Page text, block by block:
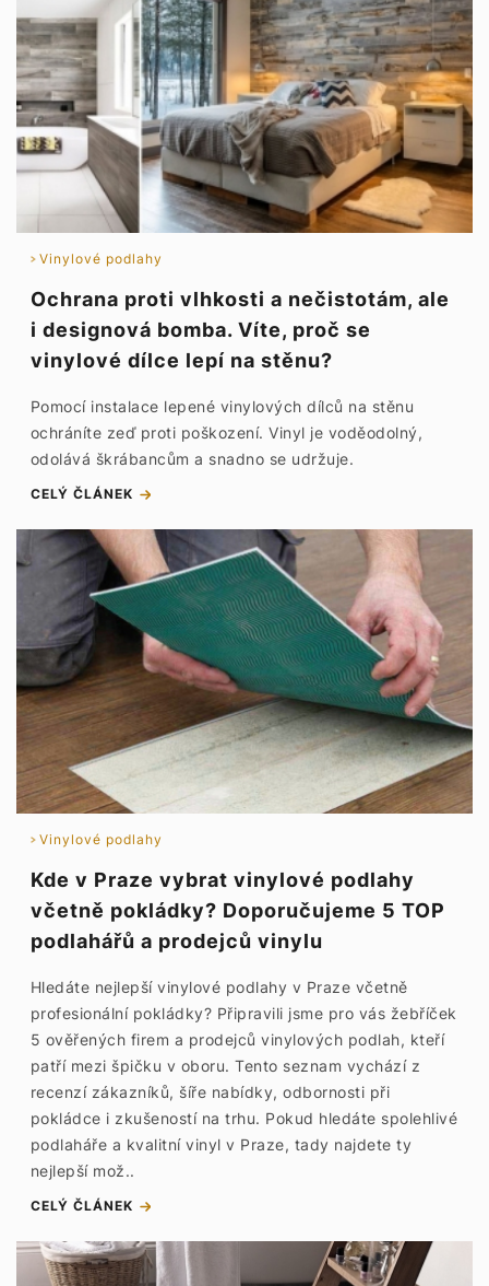
Vinylové podlahy
Ochrana proti vlhkosti a nečistotám, ale
i designová bomba. Víte, proč se
vinylové dílce lepí na stěnu?
Pomocí instalace lepené vinylových dílců na stěnu
ochráníte zeď proti poškození. Vinyl je voděodolný,
odolává škrábancům a snadno se udržuje.
CELÝ ČLÁNEK
Vinylové podlahy
Kde v Praze vybrat vinylové podlahy
včetně pokládky? Doporučujeme 5 TOP
podlahářů a prodejců vinylu
Hledáte nejlepší vinylové podlahy v Praze včetně
profesionální pokládky? Připravili jsme pro vás žebříček
5 ověřených firem a prodejců vinylových podlah, kteří
patří mezi špičku v oboru. Tento seznam vychází z
recenzí zákazníků, šíře nabídky, odbornosti při
pokládce i zkušeností na trhu. Pokud hledáte spolehlivé
podlaháře a kvalitní vinyl v Praze, tady najdete ty
nejlepší mož..
CELÝ ČLÁNEK